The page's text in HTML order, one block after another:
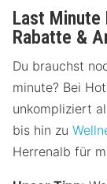
Last Minute
Rabatte &
Du brauchst
minute? Bei
unkompliziert
bis hin zu
Herrenalb für